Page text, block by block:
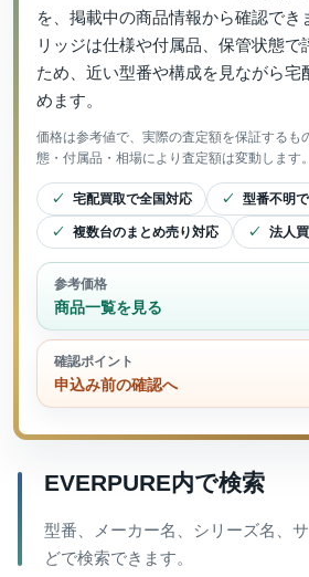
を、掲載中の商品情報から確認でき
リッジは仕様や付属品、保管状態で
ため、近い型番や構成を見ながら宅
めます。
価格は参考値で、実際の査定額を保証するも
態・付属品・相場により査定額は変動します。
宅配買取で全国対応 型番不明
複数台のまとめ売り対応 法人
参考価格
商品一覧を見る
確認ポイント
申込み前の確認へ
EVERPURE内で検索
型番、メーカー名、シリーズ名、
どで検索できます。